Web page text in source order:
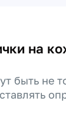
на
быть не